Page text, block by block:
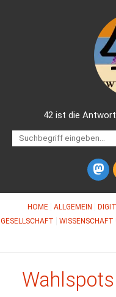
42 ist die
HOME ALLGEMEIN
GESELLSCHAFT
WISSENSCHAFT